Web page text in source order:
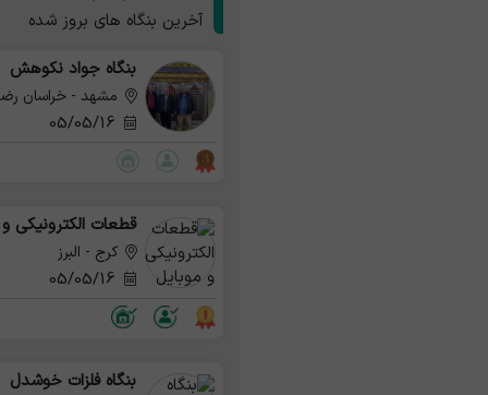
آخرین بنگاه های بروز شده
بنگاه جواد نکوهش
مشهد - خراسان
قطعات الکترونیکی
کرج - البرز
بنگاه فلزات خوشدل